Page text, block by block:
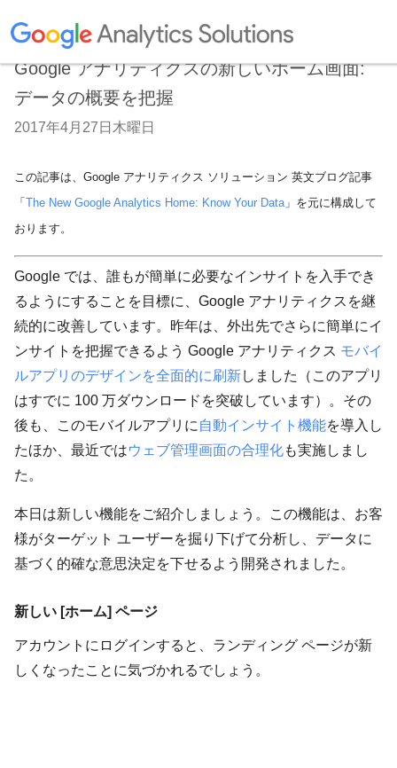
Google アナリティクスの新しいホーム画面:
データの概要を把握
2017年4月27日木曜日
この記事は、Google アナリティクス ソリューション 英文ブログ記事
「 The New Google Analytics Home: Know Your Data」を元に構成して
おります。
Google では、誰もが簡単に必要なインサイトを入手でき
るようにすることを目標に、Google アナリティクスを継
続的に改善しています。昨年は、外出先でさらに簡単にイ
ンサイトを把握できるよう Google アナリティクス モバイ
ルアプリのデザインを全面的に刷新しました（このアプリ
はすでに 100 万ダウンロードを突破しています）。その
後も、このモバイルアプリに 自動インサイト機能を導入し
たほか、最近ではウェブ管理画面の合理化も実施しまし
た。
本日は新しい機能をご紹介しましょう。この機能は、お客
様がターゲット ユーザーを掘り下げて分析し、データに
基づく的確な意思決定を下せるよう開発されました。
新しい [ホーム] ページ
アカウントにログインすると、ランディング ページが新
しくなったことに気づかれるでしょう。